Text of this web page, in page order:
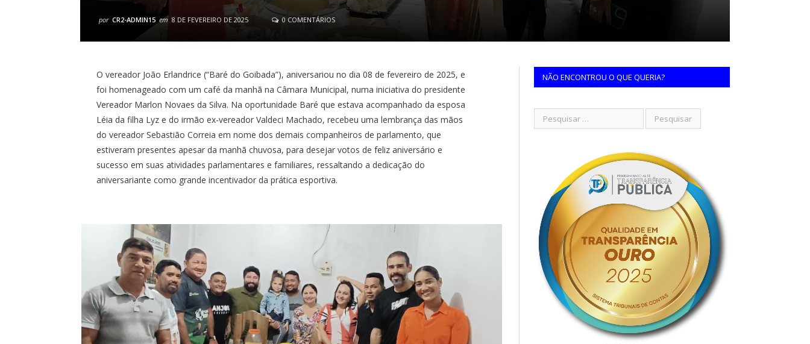
por CR2-ADMIN15 em 8 DE FEVEREIRO DE 2025 0 COMENTÁRIOS
O vereador João Erlandrice (“Baré do Goibada”), aniversariou no dia 08 de fevereiro de 2025, e
foi homenageado com um café da manhã na Câmara Municipal, numa iniciativa do presidente
Vereador Marlon Novaes da Silva. Na oportunidade Baré que estava acompanhado da esposa
Léia da filha Lyz e do irmão ex-vereador Valdeci Machado, recebeu uma lembrança das mãos
do vereador Sebastião Correia em nome dos demais companheiros de parlamento, que
estiveram presentes apesar da manhã chuvosa, para desejar votos de feliz aniversário e
sucesso em suas atividades parlamentares e familiares, ressaltando a dedicação do
aniversariante como grande incentivador da prática esportiva.
NÃO ENCONTROU O QUE QUERIA?